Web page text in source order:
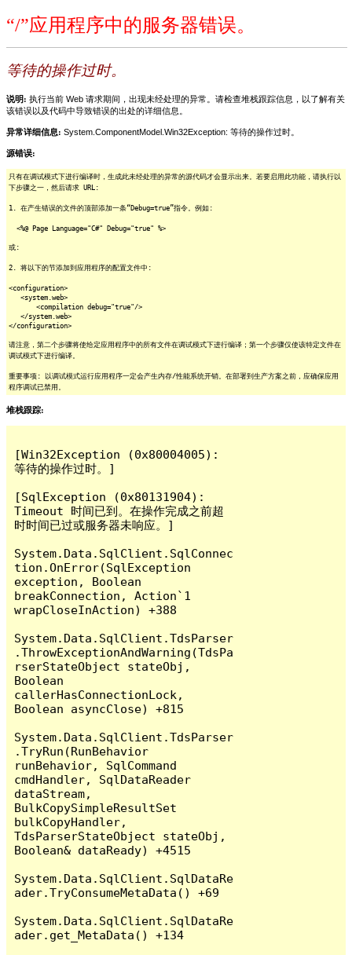
“/”应用程序中的服务器错误。
等待的操作过时。
说明: 执行当前 Web 请求期间，出现未经处理的异常。请检查堆栈跟踪信息，以了解有关
该错误以及代码中导致错误的出处的详细信息。
异常详细信息: System.ComponentModel.Win32Exception: 等待的操作过时。
源错误:
只有在调试模式下进行编译时，生成此未经处理的异常的源代码才会显示出来。若要启用此功能，请执行以
下步骤之一，然后请求 URL:
1. 在产生错误的文件的顶部添加一条“Debug=true”指令。例如:
<%@ Page Language="C#" Debug="true" %>
或:
2. 将以下的节添加到应用程序的配置文件中:
<configuration>
<system.web>
<compilation debug="true"/>
</system.web>
</configuration>
请注意，第二个步骤将使给定应用程序中的所有文件在调试模式下进行编译；第一个步骤仅使该特定文件在
调试模式下进行编译。
重要事项: 以调试模式运行应用程序一定会产生内存/性能系统开销。在部署到生产方案之前，应确保应用
程序调试已禁用。
堆栈跟踪:
[Win32Exception (0x80004005):
等待的操作过时。]
[SqlException (0x80131904):
Timeout 时间已到。在操作完成之前超
时时间已过或服务器未响应。]
System.Data.SqlClient.SqlConnec
tion.OnError(SqlException
exception, Boolean
breakConnection, Action`1
wrapCloseInAction) +388
System.Data.SqlClient.TdsParser
.ThrowExceptionAndWarning(TdsPa
rserStateObject stateObj,
Boolean
callerHasConnectionLock,
Boolean asyncClose) +815
System.Data.SqlClient.TdsParser
.TryRun(RunBehavior
runBehavior, SqlCommand
cmdHandler, SqlDataReader
dataStream,
BulkCopySimpleResultSet
bulkCopyHandler,
TdsParserStateObject stateObj,
Boolean& dataReady) +4515
System.Data.SqlClient.SqlDataRe
ader.TryConsumeMetaData() +69
System.Data.SqlClient.SqlDataRe
ader.get_MetaData() +134